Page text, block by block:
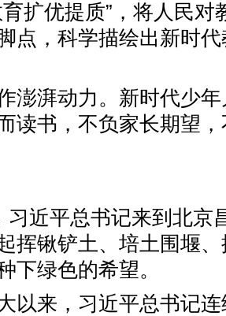
扩优提质”，将人民对
点，科学描绘出新时
澎湃动力。新时代少
读书，不负家长期望
习近平总书记来到北京
挥锹铲土、培土围堰
下绿色的希望。
以来，习近平总书记